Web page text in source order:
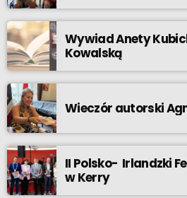
Wywiad Anety
Kowalską
Wieczór autorski
II Polsko- Irlandzki
w Kerry